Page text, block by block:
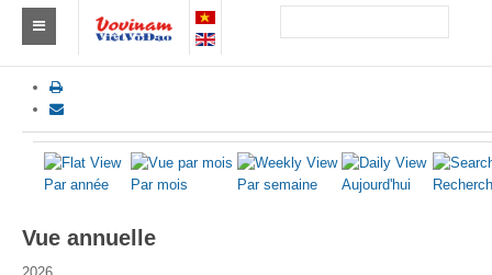
Trouver un club
Europe
Par année Par mois Par semaine Aujourd'hui
Vue annuelle